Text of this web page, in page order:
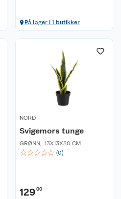
På lager i 1 butikker
NORD
Svigemors tunge
GRØNN, 13X13X30 CM
☆☆☆☆☆ (0)
12900